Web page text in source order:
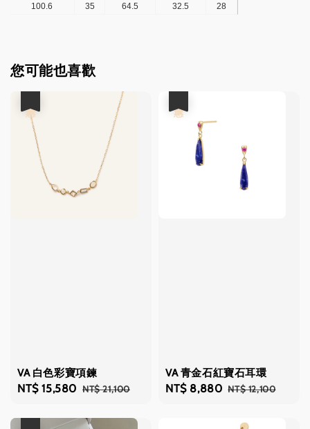
100.6 35 64.5 32.5 28
您可能也喜歡
VA 白色彩寶項鍊
Sale
NT$ 15,580 Regular
NT$ 21,100
VA 青金石紅寶石耳環
Sale
NT$ 8,880 Regular
NT$ 12,100